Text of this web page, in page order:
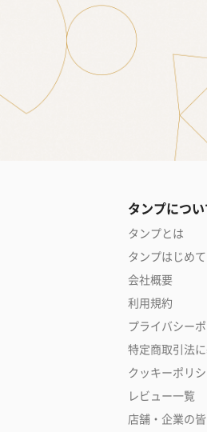
タンプにつ
タンプとは
タンプはじめ
会社概要
利用規約
プライバシー
特定商取引法
クッキーポリ
レビュー一覧
店舗・企業の